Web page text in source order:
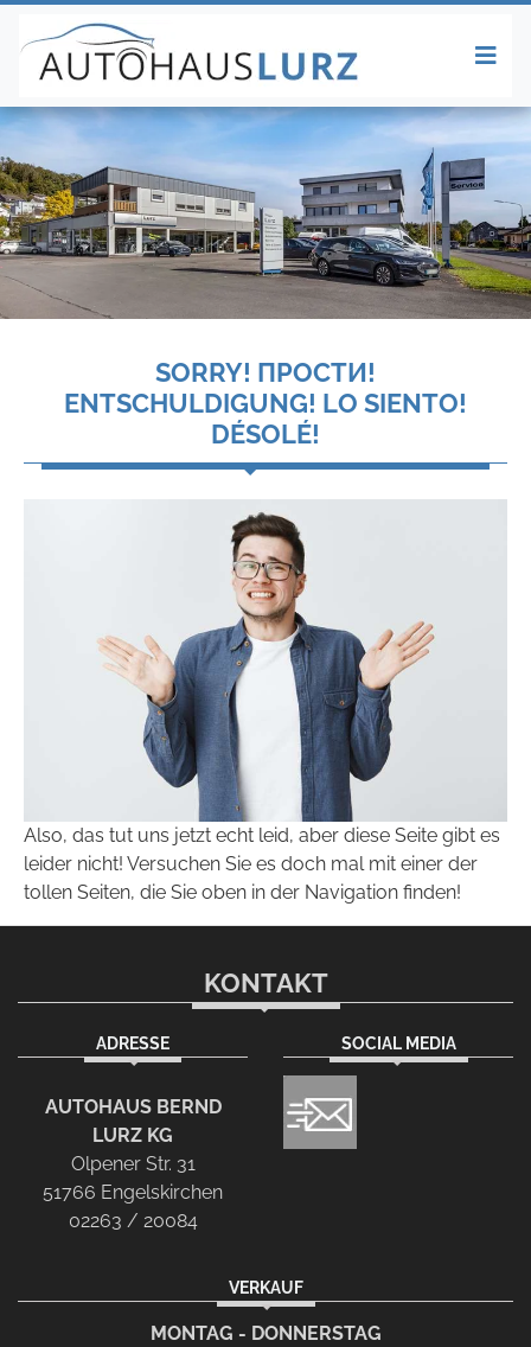
SORRY! ПРОСТИ!
ENTSCHULDIGUNG! LO SIENTO!
DÉSOLÉ!
Also, das tut uns jetzt echt leid, aber diese Seite gibt es
leider nicht! Versuchen Sie es doch mal mit einer der
tollen Seiten, die Sie oben in der Navigation finden!
KONTAKT
ADRESSE
AUTOHAUS BERND
LURZ KG
Olpener Str. 31
51766 Engelskirchen
02263 / 20084
SOCIAL MEDIA
VERKAUF
MONTAG - DONNERSTAG